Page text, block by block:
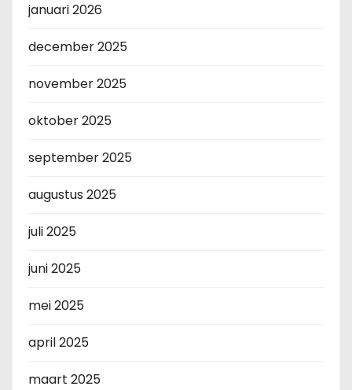
januari 2026
december 2025
november 2025
oktober 2025
september 2025
augustus 2025
juli 2025
juni 2025
mei 2025
april 2025
maart 2025